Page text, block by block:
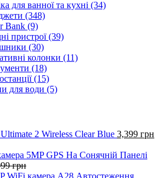
для ванної та кухні (34)
(348)
Bank (9)
пристрої(39)
(30)
колонки (11)
(18)
(15)
для води (5)
2 Wireless Clear Blue 3,399 грн
5MP GPS На Сонячній Панелі
грн